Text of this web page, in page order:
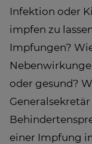
Infektion oder
impfen zu
Impfungen?
oder gesund?
einer Impfung